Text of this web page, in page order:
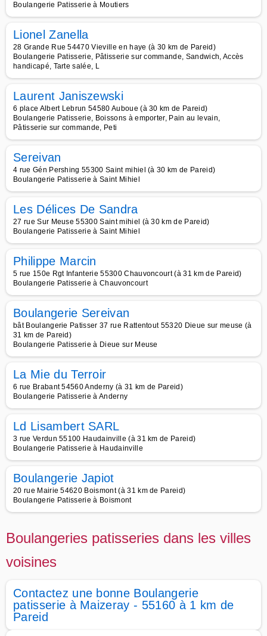
Boulangerie Patisserie à Moutiers
Lionel Zanella
28 Grande Rue 54470 Vieville en haye (à 30 km de Pareid)
Boulangerie Patisserie, Pâtisserie sur commande, Sandwich, Accès
handicapé, Tarte salée, L
Laurent Janiszewski
6 place Albert Lebrun 54580 Auboue (à 30 km de Pareid)
Boulangerie Patisserie, Boissons à emporter, Pain au levain,
Pâtisserie sur commande, Peti
Sereivan
4 rue Gén Pershing 55300 Saint mihiel (à 30 km de Pareid)
Boulangerie Patisserie à Saint Mihiel
Les Délices De Sandra
27 rue Sur Meuse 55300 Saint mihiel (à 30 km de Pareid)
Boulangerie Patisserie à Saint Mihiel
Philippe Marcin
5 rue 150e Rgt Infanterie 55300 Chauvoncourt (à 31 km de Pareid)
Boulangerie Patisserie à Chauvoncourt
Boulangerie Sereivan
bât Boulangerie Patisser 37 rue Rattentout 55320 Dieue sur meuse (à
31 km de Pareid)
Boulangerie Patisserie à Dieue sur Meuse
La Mie du Terroir
6 rue Brabant 54560 Anderny (à 31 km de Pareid)
Boulangerie Patisserie à Anderny
Ld Lisambert SARL
3 rue Verdun 55100 Haudainville (à 31 km de Pareid)
Boulangerie Patisserie à Haudainville
Boulangerie Japiot
20 rue Mairie 54620 Boismont (à 31 km de Pareid)
Boulangerie Patisserie à Boismont
Boulangeries patisseries dans les villes
voisines
Contactez une bonne Boulangerie
patisserie à Maizeray - 55160 à 1 km de
Pareid